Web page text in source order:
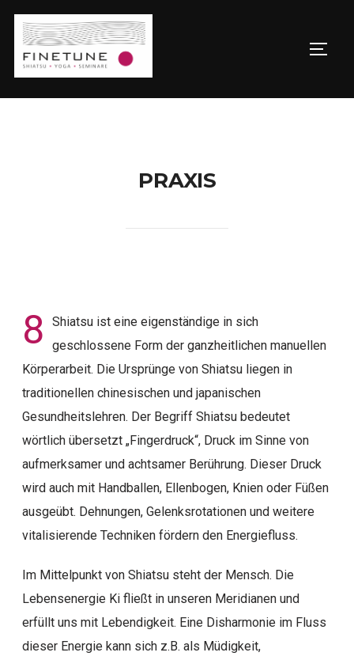
PRAXIS
8
Shiatsu ist eine eigenständige in sich
geschlossene Form der ganzheitlichen manuellen
Körperarbeit. Die Ursprünge von Shiatsu liegen in
traditionellen chinesischen und japanischen
Gesundheitslehren. Der Begriff Shiatsu bedeutet
wörtlich übersetzt „Fingerdruck“, Druck im Sinne von
aufmerksamer und achtsamer Berührung. Dieser Druck
wird auch mit Handballen, Ellenbogen, Knien oder Füßen
ausgeübt. Dehnungen, Gelenksrotationen und weitere
vitalisierende Techniken fördern den Energiefluss.
Im Mittelpunkt von Shiatsu steht der Mensch. Die
Lebensenergie Ki fließt in unseren Meridianen und
erfüllt uns mit Lebendigkeit. Eine Disharmonie im Fluss
dieser Energie kann sich z.B. als Müdigkeit,